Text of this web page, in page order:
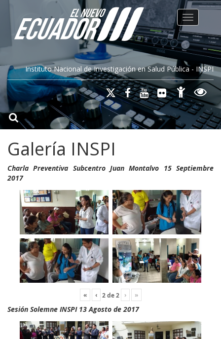
Instituto Nacional de Investigación en Salud Pública - INSPI
Toggle
Galería INSPI
Charla Preventiva Subcentro Juan Montalvo 15 Septiembre
2017
« ‹ 2de2 › »
Sesión Solemne INSPI 13 Agosto de 2017